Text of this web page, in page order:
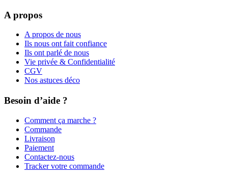
A propos
A propos de nous
Ils nous ont fait confiance
Ils ont parlé de nous
Vie privée & Confidentialité
CGV
Nos astuces déco
Besoin d’aide ?
Comment ça marche ?
Commande
Livraison
Paiement
Contactez-nous
Tracker votre commande